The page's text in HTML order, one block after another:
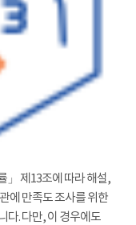
」 제13조에 따라 해설,
에 만족도 조사를 위한
다. 다만, 이 경우에도